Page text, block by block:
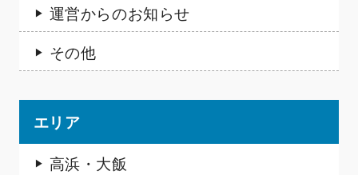
運営からのお知らせ
その他
エリア
高浜・大飯